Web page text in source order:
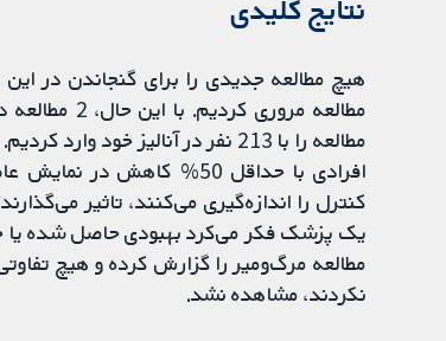
نتایج کلیدی
مطالعه را با 213 نفر در
افرادی با حداقل 50%
کنترل را اندازه‌گیری می‌کنند، تاثیر
یک پزشک فکر می‌کرد بهبودی حاصل شده یا
مطالعه مرگ‌ومیر را گزارش کرده و هیچ
نکردند، مشاهده نشد.